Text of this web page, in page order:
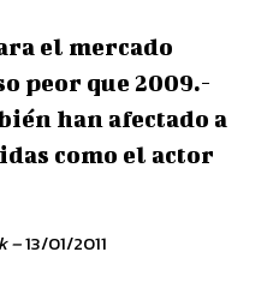
el mercado
peor que 2009.-
han afectado a
como el actor
–13/01/2011